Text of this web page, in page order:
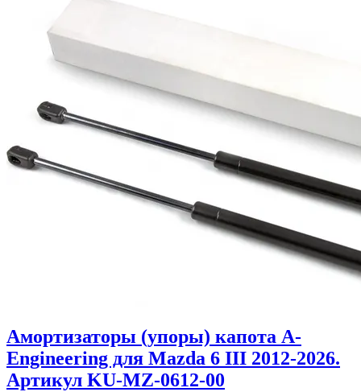
Амортизаторы (упоры) капота A-
Engineering для Mazda 6 III 2012-2026.
Артикул KU-MZ-0612-00